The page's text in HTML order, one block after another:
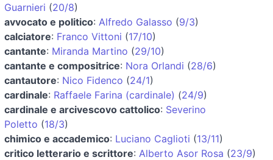
Guarnieri (20/8)
avvocato e politico: Alfredo Galasso (9/3)
calciatore: Franco Vittoni (17/10)
cantante: Miranda Martino (29/10)
cantante e compositrice: Nora Orlandi (28/6)
cantautore: Nico Fidenco (24/1)
cardinale: Raffaele Farina (cardinale) (24/9)
cardinale e arcivescovo cattolico: Severino
Poletto (18/3)
chimico e accademico: Luciano Caglioti (13/11)
critico letterario e scrittore: Alberto Asor Rosa (23/9)